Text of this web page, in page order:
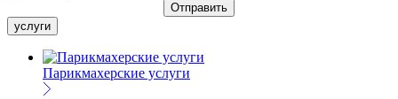
услуги
Парикмахерские услуги